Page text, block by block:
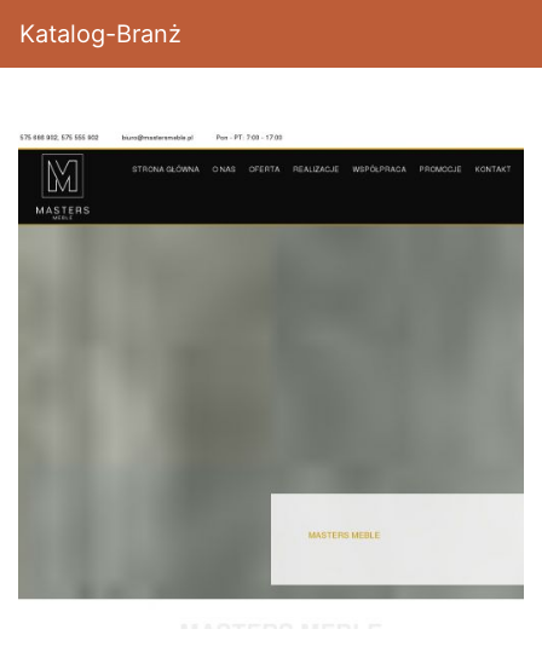
Katalog-Branż